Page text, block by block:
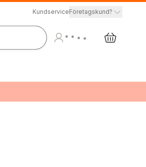
KundserviceFöretagskund?